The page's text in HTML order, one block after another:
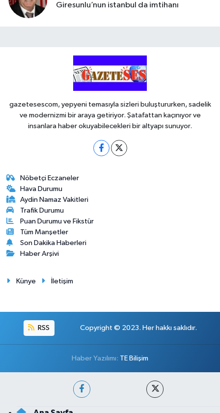
Giresunlu’nun istanbul da imtihanı
gazetesescom, yepyeni temasıyla sizleri buluştururken, sadelik
ve modernizmi bir araya getiriyor. Şatafattan kaçınıyor ve
insanlara haber okuyabilecekleri bir altyapı sunuyor.
Nöbetçi Eczaneler
Hava Durumu
Aydin Namaz Vakitleri
Trafik Durumu
Puan Durumu ve Fikstür
Tüm Manşetler
Son Dakika Haberleri
Haber Arşivi
Künye İletişim
RSS Copyright © 2023. Her hakkı saklıdır.
Haber Yazılımı: TE Bilişim